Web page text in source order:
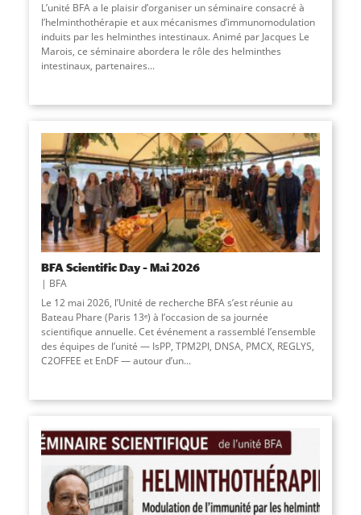
L’unité BFA a le plaisir d’organiser un séminaire consacré à
l’helminthothérapie et aux mécanismes d’immunomodulation
induits par les helminthes intestinaux. Animé par Jacques Le
Marois, ce séminaire abordera le rôle des helminthes
intestinaux, partenaires...
BFA Scientific Day – Mai 2026
BFA
Le 12 mai 2026, l’Unité de recherche BFA s’est réunie au
Bateau Phare (Paris 13ᵉ) à l’occasion de sa journée
scientifique annuelle. Cet événement a rassemblé l’ensemble
des équipes de l’unité — IsPP, TPM2PI, DNSA, PMCX, REGLYS,
C2OFFEE et EnDF — autour d’un...